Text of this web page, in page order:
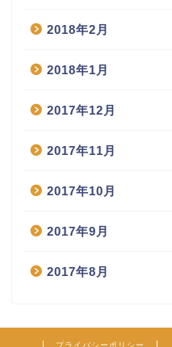
2018年2月
2018年1月
2017年12月
2017年11月
2017年10月
2017年9月
2017年8月
プライバシーポリシー